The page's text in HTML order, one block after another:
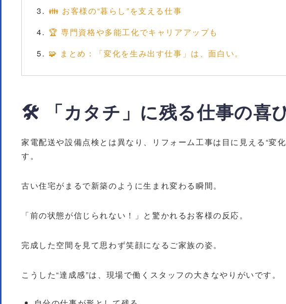
👪 お客様の“暮らし”を支える仕事
🏆 専門資格や多能工化でキャリアアップも
🧩 まとめ：「変化を生み出す仕事」は、面白い。
🛠 「カタチ」に残る仕事の喜
家電配送や設備点検とは異なり、リフォーム工事は目に見える“変
す。
古い住宅がまるで新築のように生まれ変わる瞬間。
「前の状態が信じられない！」と驚かれるお客様の反応。
完成した空間を見て思わず笑顔になるご家族の姿。
こうした“達成感”は、現場で働くスタッフの大きなやりがいです。